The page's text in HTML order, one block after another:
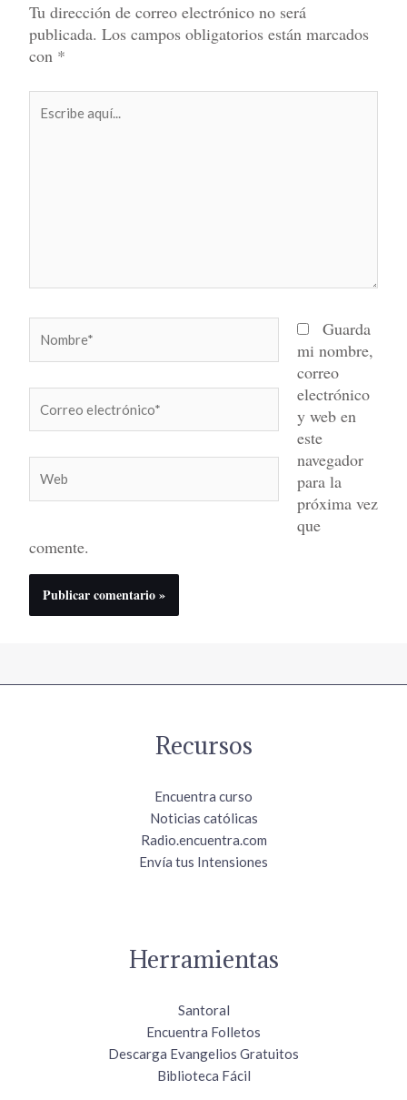
Tu dirección de correo electrónico no será
publicada. Los campos obligatorios están marcados
con *
aquí...
electrónico*
Guarda
mi nombre,
correo
electrónico
y web en
este
navegador
para la
próxima vez
que
comente.
Recursos
Encuentra curso
Noticias católicas
Radio.encuentra.com
Envía tus Intensiones
Herramientas
Santoral
Encuentra Folletos
Descarga Evangelios Gratuitos
Biblioteca Fácil